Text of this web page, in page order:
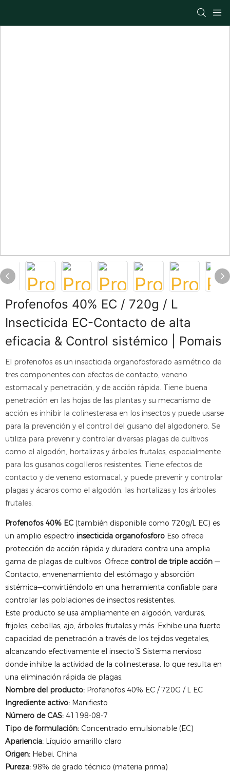
Profenofos 40% EC / 720g / L
Insecticida EC-Contacto de alta
eficacia & Control sistémico | Pomais
El profenofos es un insecticida organofosforado asimétrico de
tres componentes con efectos de contacto, veneno
estomacal y penetración, y de acción rápida. Tiene buena
penetración en las hojas de las plantas y su mecanismo de
acción es inhibir la colinesterasa en los insectos y puede usarse
para la prevención y el control del gusano del algodonero. Se
utiliza para prevenir y controlar diversas plagas de cultivos
como el algodón, hortalizas y árboles frutales, especialmente
para los gusanos cogolleros resistentes. Tiene efectos de
contacto y de veneno estomacal, y puede prevenir y controlar
plagas y ácaros como el algodón, las hortalizas y los árboles
frutales.
Profenofos 40% EC (también disponible como 720g/L EC) es
un amplio espectro insecticida organofosforo Eso ofrece
protección de acción rápida y duradera contra una amplia
gama de plagas de cultivos. Ofrece control de triple acción —
Contacto, envenenamiento del estómago y absorción
sistémica—convirtiéndolo en una herramienta confiable para
controlar las poblaciones de insectos resistentes.
Este producto se usa ampliamente en algodón, verduras,
frijoles, cebollas, ajo, árboles frutales y más. Exhibe una fuerte
capacidad de penetración a través de los tejidos vegetales,
alcanzando efectivamente el insecto’S Sistema nervioso
donde inhibe la actividad de la colinesterasa, lo que resulta en
una eliminación rápida de plagas.
Nombre del producto: Profenofos 40% EC / 720G / L EC
Ingrediente activo: Manifiesto
Número de CAS: 41198-08-7
Tipo de formulación: Concentrado emulsionable (EC)
Apariencia: Líquido amarillo claro
Origen: Hebei, China
Pureza: 98% de grado técnico (materia prima)